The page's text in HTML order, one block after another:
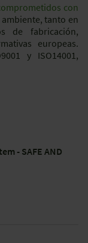
con
tanto en
de fabricación,
europeas.
y ISO14001,
- SAFE AND